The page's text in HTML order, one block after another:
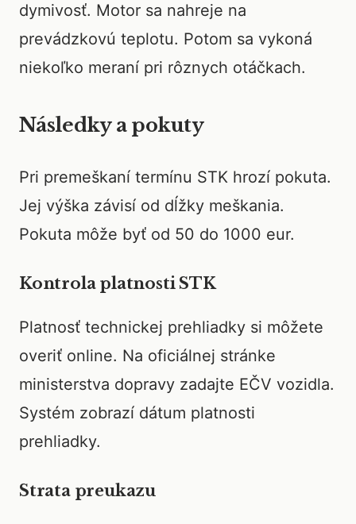
dymivosť. Motor sa nahreje na
prevádzkovú teplotu. Potom sa vykoná
niekoľko meraní pri rôznych otáčkach.
Následky a pokuty
Pri premeškaní termínu STK hrozí pokuta.
Jej výška závisí od dĺžky meškania.
Pokuta môže byť od 50 do 1000 eur.
Kontrola platnosti STK
Platnosť technickej prehliadky si môžete
overiť online. Na oficiálnej stránke
ministerstva dopravy zadajte EČV vozidla.
Systém zobrazí dátum platnosti
prehliadky.
Strata preukazu